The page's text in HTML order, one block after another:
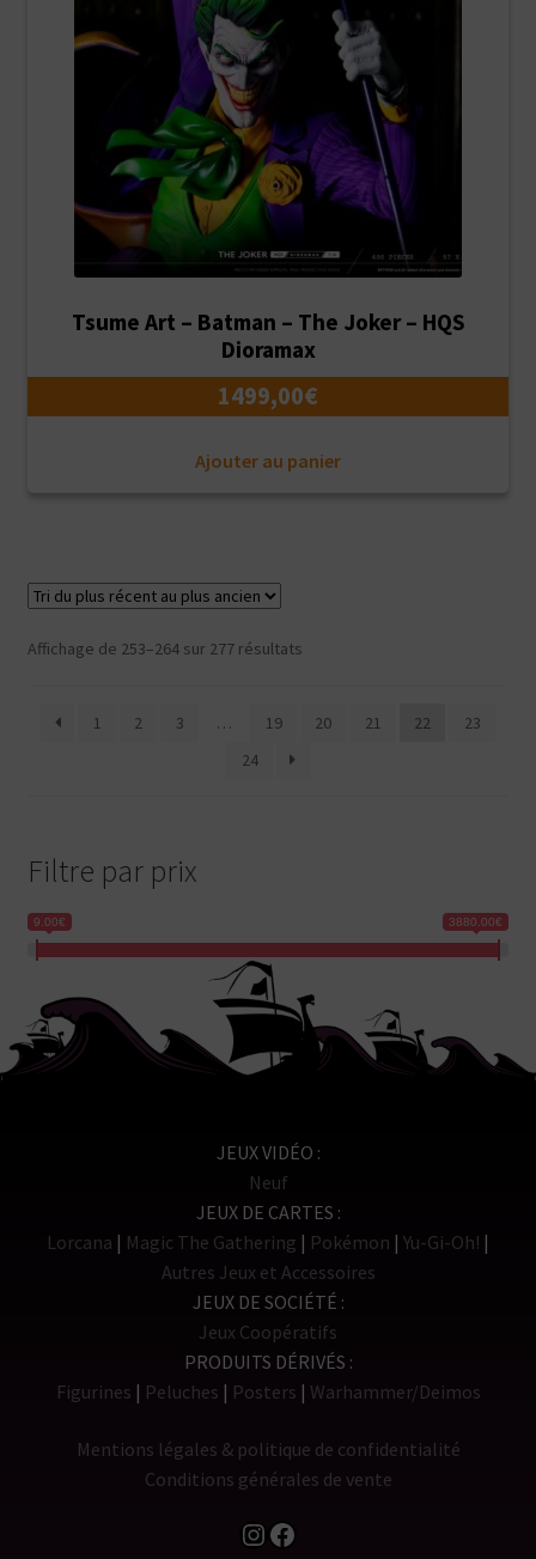
Tsume Art – Batman – The Joker – HQS
Dioramax
1499,00€
Ajouter au panier
Affichage de 253–264 sur 277 résultatsTrié
récent
1 2 3 … 19 20 21 22
23
24
Filtre par prix
9.00€ 3880.00€
JEUX VIDÉO
Neuf
JEUX DE CARTES
Lorcana
Magic The Gathering Pokémon Yu-Gi-Oh!
Autres Jeux et Accessoires
JEUX DE SOCIÉTÉ
Jeux Coopératifs
PRODUITS DÉRIVÉS
Figurines
Peluches Posters Warhammer/Deimos
Mentions légales & politique de confidentialité
Conditions générales de vente
Instagram
Facebook